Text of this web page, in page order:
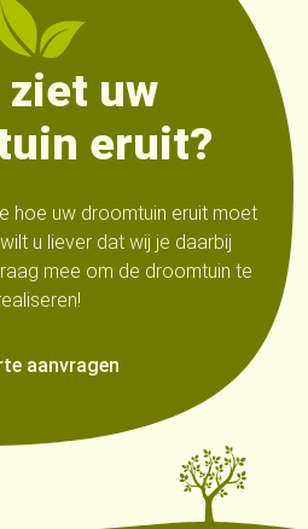
ziet uw
eruit?
hoe uw droomtuin eruit moet
u liever dat wij je daarbij
mee om de droomtuin te
aanvragen